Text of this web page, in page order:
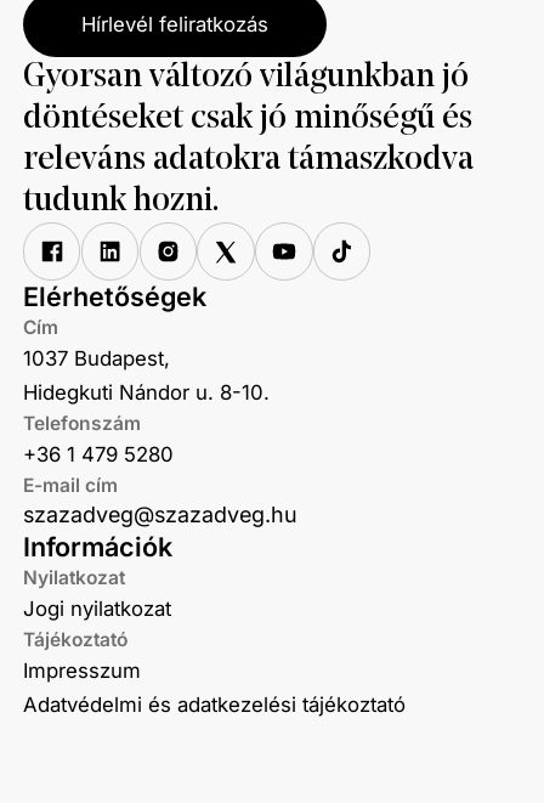
Hírlevél feliratkozás
Gyorsan változó világunkban jó
döntéseket csak jó minőségű és
releváns adatokra támaszkodva
tudunk hozni.
Információk
Nyilatkozat
Jogi nyilatkozat
Tájékoztató
Impresszum
Adatvédelmi és adatkezelési tájékoztató
Elérhetőségek
Cím
1037 Budapest,
Hidegkuti Nándor u. 8-10.
Telefonszám
+36 1 479 5280
E-mail cím
szazadveg@szazadveg.hu